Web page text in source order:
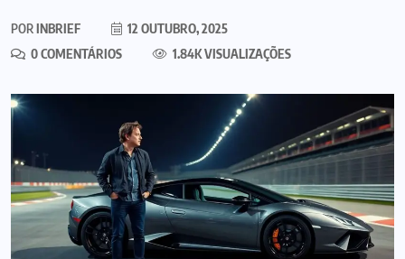
PORINBRIEF
12 OUTUBRO, 2025
0 COMENTÁRIOS
1.84K VISUALIZAÇÕES